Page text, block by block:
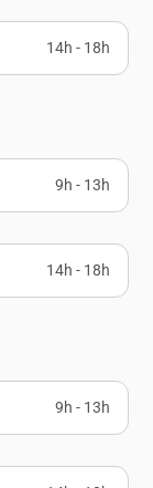
14h - 18h
9h - 13h
14h - 18h
9h - 13h